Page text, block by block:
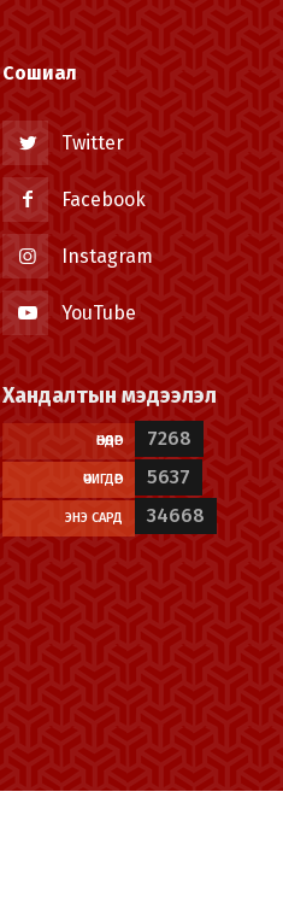
Сошиал
Twitter
Facebook
Instagram
YouTube
Хандалтын мэдээлэл
ӨНӨӨДӨР 7268
ӨЧИГДӨР 5637
ЭНЭ САРД 34668